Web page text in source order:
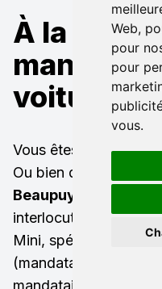
Web,
pour
pour
vous.
À la
voiture
Vous êtes à la
Ou bien d'une
Mini
Beaupuy
(31850) ?
interlocuteur privilégié
Mini, spécialisé dans
(mandataire Audi,
mandataire BMW,